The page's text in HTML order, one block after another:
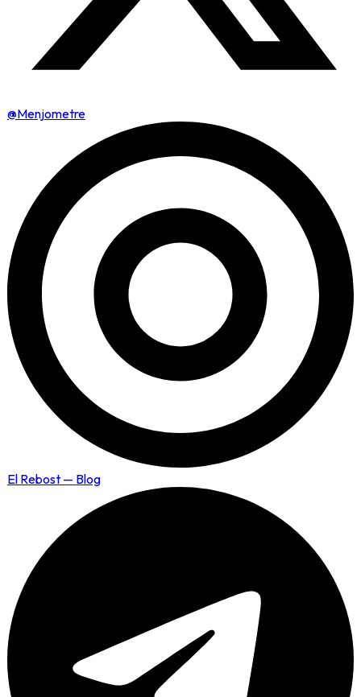
@Menjometre
El Rebost — Blog